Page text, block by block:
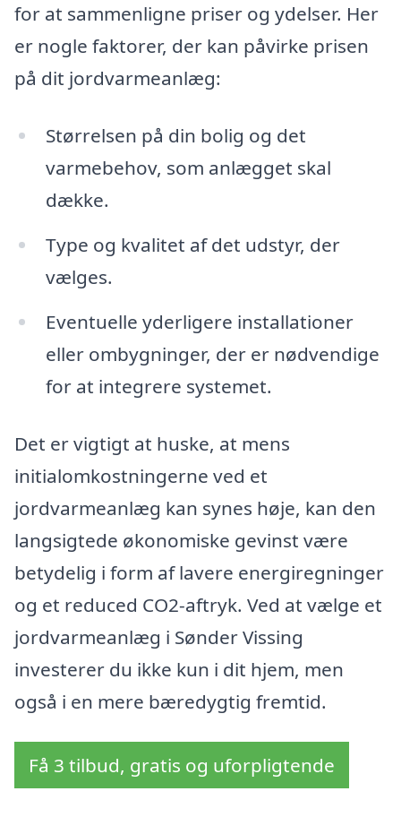
for at sammenligne priser og ydelser. Her
er nogle faktorer, der kan påvirke prisen
på dit jordvarmeanlæg:
Størrelsen på din bolig og det
varmebehov, som anlægget skal
dække.
Type og kvalitet af det udstyr, der
vælges.
Eventuelle yderligere installationer
eller ombygninger, der er nødvendige
for at integrere systemet.
Det er vigtigt at huske, at mens
initialomkostningerne ved et
jordvarmeanlæg kan synes høje, kan den
langsigtede økonomiske gevinst være
betydelig i form af lavere energiregninger
og et reduced CO2-aftryk. Ved at vælge et
jordvarmeanlæg i Sønder Vissing
investerer du ikke kun i dit hjem, men
også i en mere bæredygtig fremtid.
Få 3 tilbud, gratis og uforpligtende